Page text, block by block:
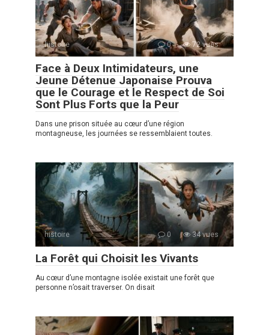
histoire 0 72 vues
Face à Deux Intimidateurs, une
Jeune Détenue Japonaise Prouva
que le Courage et le Respect de Soi
Sont Plus Forts que la Peur
Dans une prison située au cœur d’une région
montagneuse, les journées se ressemblaient toutes.
histoire 0 34 vues
La Forêt qui Choisit les Vivants
Au cœur d’une montagne isolée existait une forêt que
personne n’osait traverser. On disait